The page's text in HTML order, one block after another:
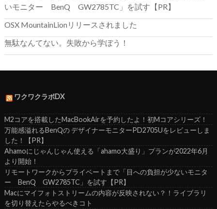
いモニター BenQ GW2785TC」を試す【PR】
OSX MountainLionリリースされました
無駄なんてない。失敗から学ぼう！
ワクワクラボDX
M2コアを搭載したMacBookAirを予約したよ！初Mコアシリーズ！
万能感溢れるBenQの デザイナーモニターPD2705Uをレビューしま
した！【PR】
Ahamoにじゃんじゃん使える「ahamo大盛り」プランが2022年6月
より開始！
リモートワークからプライベートまで「目への負担が少ないモニタ
ー BenQ GW2785TC」を試す【PR】
Macにマイフォトストリームの内容が反映されない？！ライブラリ
を切り替えたらやるべきコト